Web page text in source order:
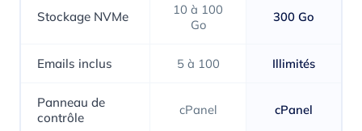
Stockage NVMe
10 à 100
Go
300 Go
Emails inclus 5 à 100 Illimités
Panneau de
contrôle
cPanel cPanel